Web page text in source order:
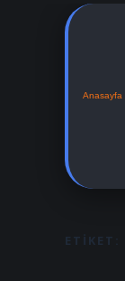
Anasayfa
ETIKET: